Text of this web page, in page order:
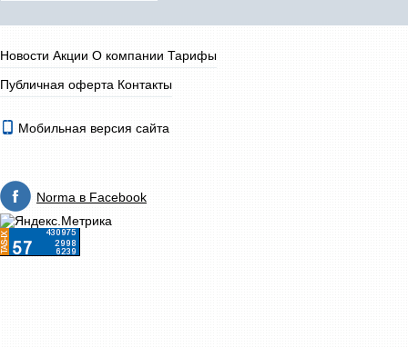
Новости Акции О компании Тарифы
Публичная оферта Контакты
Мобильная версия сайта
Norma в Facebook